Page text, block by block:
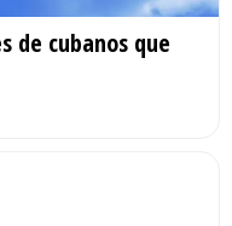
de cubanos que